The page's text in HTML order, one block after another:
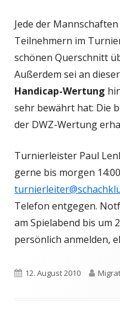
Jede der
Teilnehmern im
schönen Querschnitt
Außerdem sei an
Handicap-Wertung
sehr bewährt hat: Die
der DWZ-Wertung
Turnierleister Paul
gerne bis morgen
Telefon entgegen.
am Spielabend bis um
persönlich anmelden,
Veröffentlicht
12. August 2010 Autor